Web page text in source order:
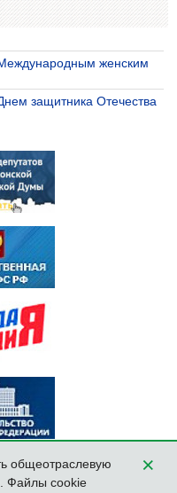
женским
защитника Отечества
общеотраслевую
×